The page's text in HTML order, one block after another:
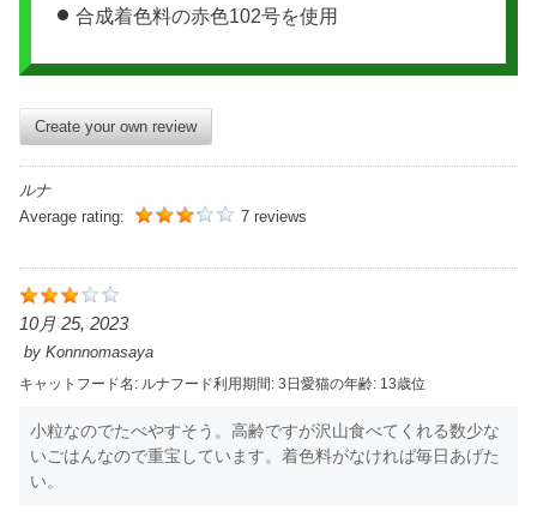
合成着色料の赤色102号を使用
Create your own review
ルナ
Average rating:
7 reviews
10月 25, 2023
byKonnnomasaya
キャットフード名: ルナフード利用期間: 3日愛猫の年齢: 13歳位
小粒なのでたべやすそう。高齢ですが沢山食べてくれる数少な
いごはんなので重宝しています。着色料がなければ毎日あげた
い。